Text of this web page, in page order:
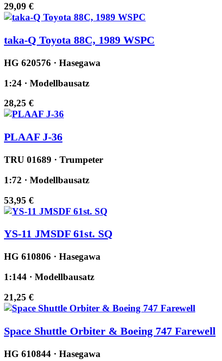
29,09 €
taka-Q Toyota 88C, 1989 WSPC
HG 620576 · Hasegawa
1:24 · Modellbausatz
28,25 €
PLAAF J-36
TRU 01689 · Trumpeter
1:72 · Modellbausatz
53,95 €
YS-11 JMSDF 61st. SQ
HG 610806 · Hasegawa
1:144 · Modellbausatz
21,25 €
Space Shuttle Orbiter & Boeing 747 Farewell
HG 610844 · Hasegawa